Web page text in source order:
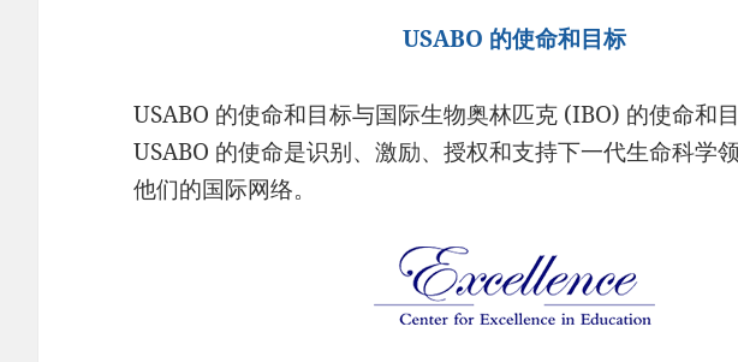
USABO 的使命和目标
USABO 的使命和目标与国际生物奥林匹克 (IBO) 的使命和目
USABO 的使命是识别、激励、授权和支持下一代生命科学
他们的国际网络。